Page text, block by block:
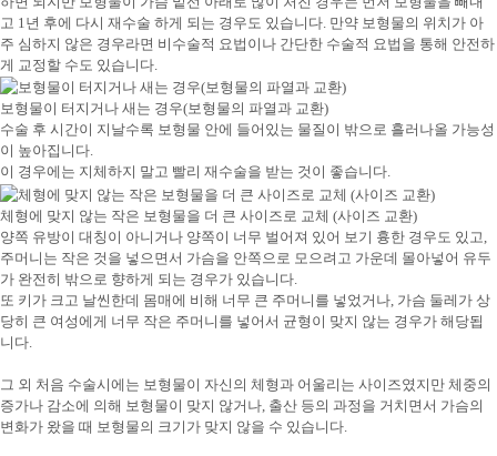
고 1년 후에 다시 재수술 하게 되는 경우도 있습니다. 만약 보형물의 위치가 아
주 심하지 않은 경우라면 비수술적 요법이나 간단한 수술적 요법을 통해 안전하
게 교정할 수도 있습니다.
보형물이 터지거나 새는 경우(보형물의 파열과 교환)
수술 후 시간이 지날수록 보형물 안에 들어있는 물질이 밖으로 흘러나올 가능성
이 높아집니다.
이 경우에는 지체하지 말고 빨리 재수술을 받는 것이 좋습니다.
체형에 맞지 않는 작은 보형물을 더 큰 사이즈로 교체 (사이즈 교환)
양쪽 유방이 대칭이 아니거나 양쪽이 너무 벌어져 있어 보기 흉한 경우도 있고,
주머니는 작은 것을 넣으면서 가슴을 안쪽으로 모으려고 가운데 몰아넣어 유두
가 완전히 밖으로 향하게 되는 경우가 있습니다.
또 키가 크고 날씬한데 몸매에 비해 너무 큰 주머니를 넣었거나, 가슴 둘레가 상
당히 큰 여성에게 너무 작은 주머니를 넣어서 균형이 맞지 않는 경우가 해당됩
니다.
그 외 처음 수술시에는 보형물이 자신의 체형과 어울리는 사이즈였지만 체중의
증가나 감소에 의해 보형물이 맞지 않거나, 출산 등의 과정을 거치면서 가슴의
변화가 왔을 때 보형물의 크기가 맞지 않을 수 있습니다.